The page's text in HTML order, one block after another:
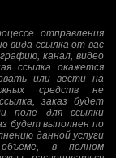
отправления
вида ссылка от вас
канал, видео
ссылка окажется
или вести на
средств не
заказ будет
поле для ссылки
будет выполнен по
данной услуги
в полном